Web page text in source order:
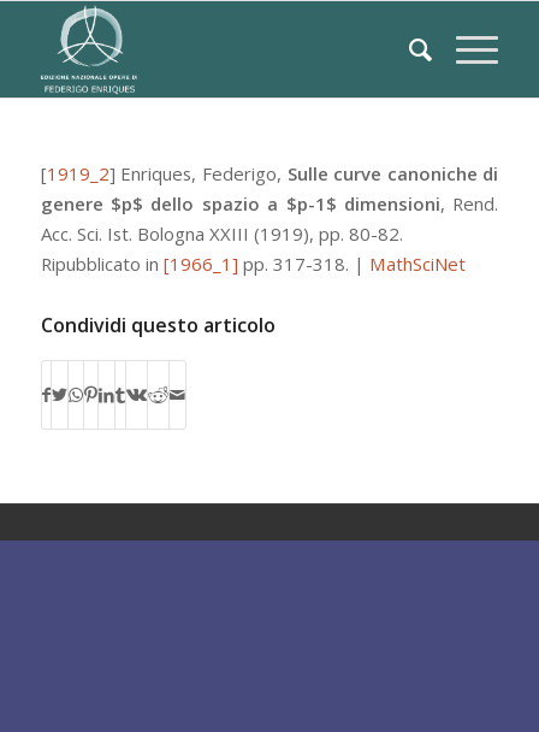
[1919_2] Enriques, Federigo, Sulle curve canoniche di
genere $p$ dello spazio a $p-1$ dimensioni, Rend.
Acc. Sci. Ist. Bologna XXIII (1919), pp. 80-82.
Ripubblicato in [1966_1] pp. 317-318. | MathSciNet
Condividi questo articolo